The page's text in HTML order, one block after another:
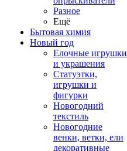
Разное
Ещё
Бытовая химия
Новый год
Елочные игрушки
и украшения
Статуэтки,
игрушки и
фигурки
Новогодний
текстиль
Новогодние
венки, ветки, ели
декоративные